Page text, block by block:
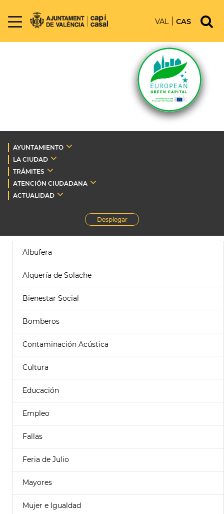
VAL CAS
AYUNTAMIENTO
LA CIUDAD
TRÁMITES
ATENCIÓN CIUDADANA
ACTUALIDAD
Desplegar
Albufera
Alquería de Solache
Bienestar Social
Bomberos
Contaminación Acústica
Cultura
Educación
Empleo
Fallas
Feria de Julio
Mayores
Mujer e Igualdad